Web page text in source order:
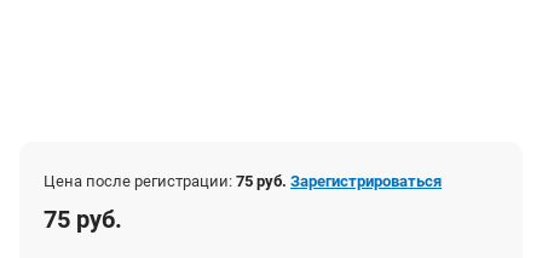
Цена после регистрации: 75 руб. Зарегистрироваться
75 руб.